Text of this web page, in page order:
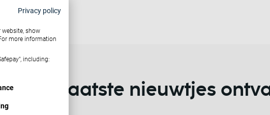
de laatste nieuwtjes
Privacy policy
website, show
more information
including: